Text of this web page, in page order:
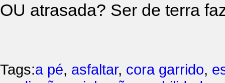
OU atrasada? Ser de terra
Tags:a pé, asfaltar, cora garrido,